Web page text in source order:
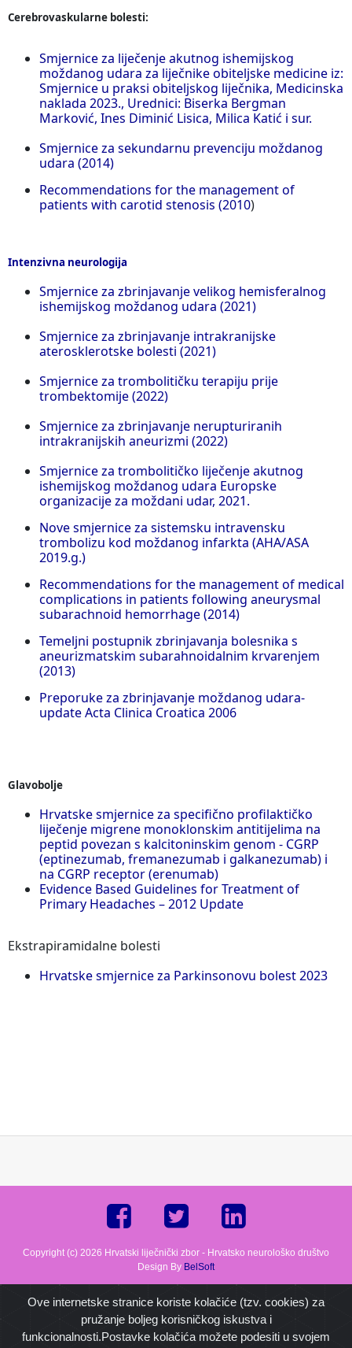
Ove internetske stranice koriste kolačiće (tzv. cookies) za
pružanje boljeg korisničkog iskustva i
funkcionalnosti.Postavke kolačića možete podesiti u svojem
Cerebrovaskularne bolesti:
Smjernice za liječenje akutnog ishemijskog
moždanog udara za liječnike obiteljske medicine iz:
Smjernice u praksi obiteljskog liječnika, Medicinska
naklada 2023., Urednici: Biserka Bergman
Marković, Ines Diminić Lisica, Milica Katić i sur.
Smjernice za sekundarnu prevenciju moždanog
udara (2014)
Recommendations for the management of
patients with carotid stenosis (2010)
Intenzivna neurologija
Smjernice za zbrinjavanje velikog hemisferalnog
ishemijskog moždanog udara (2021)
Smjernice za zbrinjavanje intrakranijske
aterosklerotske bolesti (2021)
Smjernice za trombolitičku terapiju prije
trombektomije (2022)
Smjernice za zbrinjavanje nerupturiranih
intrakranijskih aneurizmi (2022)
Smjernice za trombolitičko liječenje akutnog
ishemijskog moždanog udara Europske
organizacije za moždani udar, 2021.
Nove smjernice za sistemsku intravensku
trombolizu kod moždanog infarkta (AHA/ASA
2019.g.)
Recommendations for the management of medical
complications in patients following aneurysmal
subarachnoid hemorrhage (2014)
Temeljni postupnik zbrinjavanja bolesnika s
aneurizmatskim subarahnoidalnim krvarenjem
(2013)
Preporuke za zbrinjavanje moždanog udara-
update Acta Clinica Croatica 2006
Glavobolje
Hrvatske smjernice za specifično profilaktičko
liječenje migrene monoklonskim antitijelima na
peptid povezan s kalcitoninskim genom - CGRP
(eptinezumab, fremanezumab i galkanezumab) i
na CGRP receptor (erenumab)
Evidence Based Guidelines for Treatment of
Primary Headaches – 2012 Update
Ekstrapiramidalne bolesti
Hrvatske smjernice za Parkinsonovu bolest 2023
Copyright (c) 2026 Hrvatski liječnički zbor - Hrvatsko neurološko društvo
Design By BelSoft